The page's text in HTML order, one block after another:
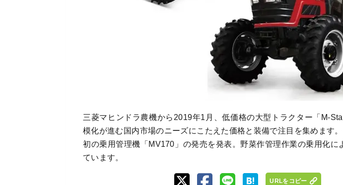
三菱マヒンドラ農機から2019年1月、低価格の大型トラクター「M-
模化が進む国内市場のニーズにこたえた価格と装備で注目を集めます
初の乗用管理機「MV170」の発売を発表。野菜作管理作業の乗用化に
ています。
URLをコピー